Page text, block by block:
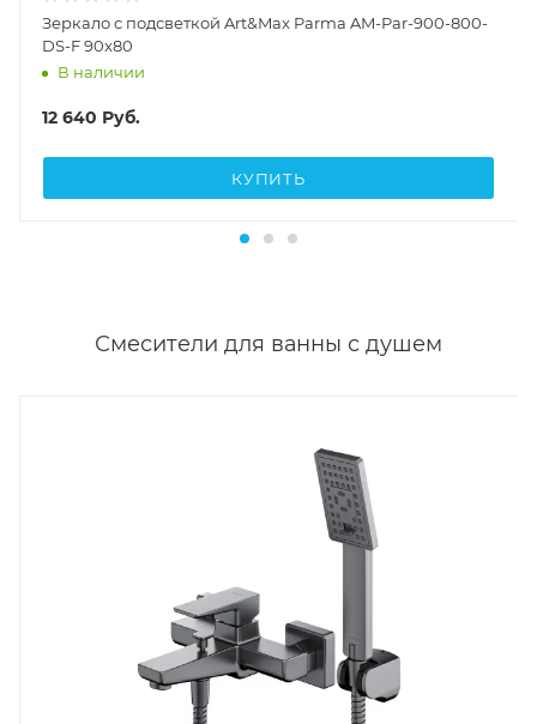
Зеркало с подсветкой Art&Max Parma AM-Par-900-800-
DS-F 90x80
В наличии
12 640 Руб.
КУПИТЬ
Смесители для ванны с душем